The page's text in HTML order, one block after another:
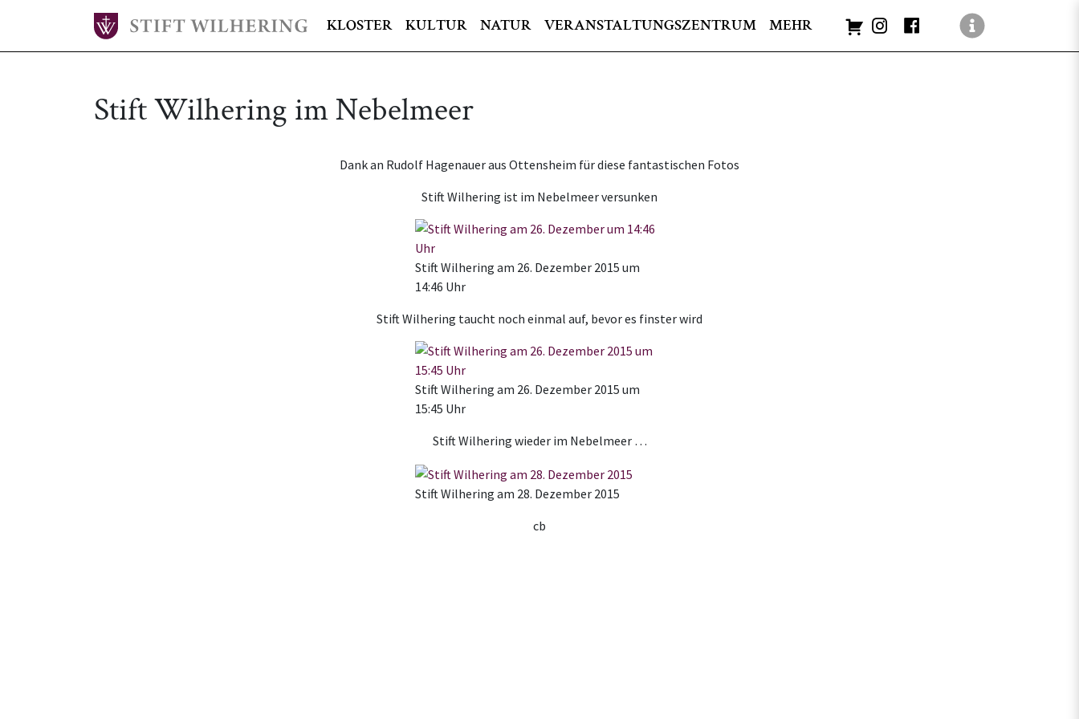
KLOSTER KULTUR NATUR VERANSTALTUNGSZENTRUM MEHR
Stift Wilhering im Nebelmeer
Dank an Rudolf Hagenauer aus Ottensheim für diese fantastischen Fotos
Stift Wilhering ist im Nebelmeer versunken
Stift Wilhering am 26. Dezember 2015 um
14:46 Uhr
Stift Wilhering taucht noch einmal auf, bevor es finster wird
Stift Wilhering am 26. Dezember 2015 um
15:45 Uhr
Stift Wilhering wieder im Nebelmeer …
Stift Wilhering am 28. Dezember 2015
cb